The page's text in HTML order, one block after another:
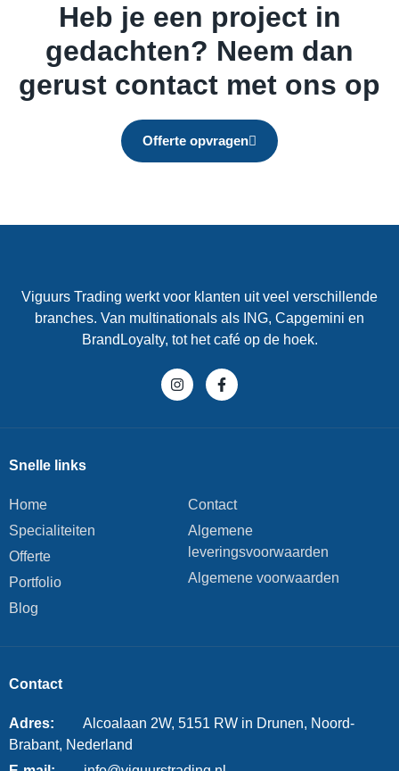
Heb je een project in
gedachten? Neem dan
gerust contact met ons op
Offerte opvragen
Snelle links
Home
Specialiteiten
Offerte
Portfolio
Blog
Contact
Algemene
leveringsvoorwaarden
Algemene voorwaarden
Viguurs Trading werkt voor klanten uit veel verschillende
branches. Van multinationals als ING, Capgemini en
BrandLoyalty, tot het café op de hoek.
Contact
Adres:
Alcoalaan 2W, 5151 RW in Drunen, Noord-
Brabant, Nederland